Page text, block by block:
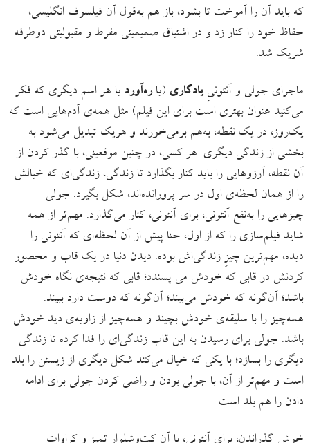
که باید آن را آموخت تا بشود، باز هم به‌قول آن فیلسوف انگلیسی،
حفاظ خود را کنار زد و در اشتیاق صمیمیتی مفرط و مقبولیتی دوطرفه
شریک شد.
ماجرای جولی و آنتونیِیادگاری (یاره‌آورد یا هر اسم دیگری که فکر
می‌کنید عنوان بهتری است برای این فیلم) مثل همه‌ی آدم‌هایی است که
یک‌روز، در یک نقطه، به‌هم برمی‌خورند و هریک تبدیل می‌شود به
بخشی از زندگی دیگری. هر کسی، در چنین موقعیتی، با گذر کردن از
آن نقطه، آرزوهایی را باید کنار بگذارد تا زندگی، زندگی‌ای که خیالش
را از همان لحظه‌ی اول در سر پرورانده‌اند، شکل بگیرد. جولی
چیزهایی را به‌نفع آنتونی، برای آنتونی، کنار می‌گذارد. مهم‌تر از همه
شاید فیلم‌سازی را که از اول، حتا پیش از آن لحظه‌ای که آنتونی را
دیده، مهم‌ترین چیزِ زندگی‌اش بوده. دیدن دنیا در یک قاب و محصور
کردنش در قابی که خودش می پسندد؛ قابی که نتیجه‌ی نگاه خودش
باشد؛ آن‌گونه که خودش می‌بیند؛ آن‌گونه که دوست دارد ببیند.
همه‌چیز را با سلیقه‌ی خودش بچیند و همه‌چیز از زاویه‌ی دید خودش
باشد. جولی برای رسیدن به این قاب زندگی‌ای را فدا کرده تا زندگی
دیگری را بسازد؛ با یکی که خیال می‌کند شکل دیگری از زیستن را بلد
است و مهم‌تر از آن، با جولی بودن و راضی کردن جولی برای ادامه
دادن را هم بلد است.
خوش گذراندن، برای آنتونی، با آن کت‌وشلوار تمیز و کراوات